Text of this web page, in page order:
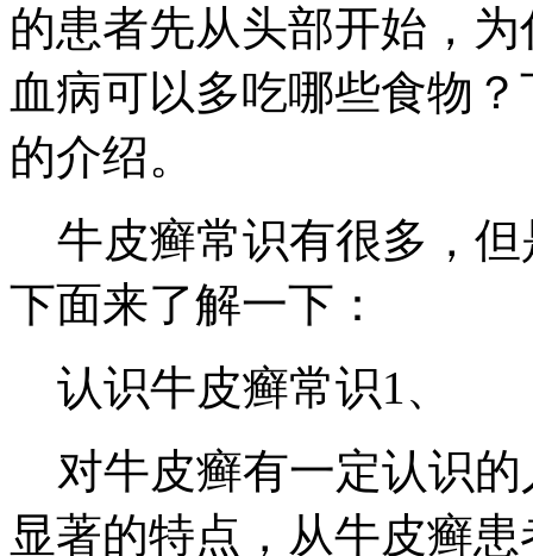
的患者先从头部开始，
血病可以多吃哪些食物
的介绍。
牛皮癣常识有很多，但
下面来了解一下：
认识牛皮癣常识1、
对牛皮癣有一定认识的
显著的特点，从牛皮癣